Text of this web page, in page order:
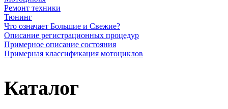
Ремонт техники
Тюнинг
Что означает Большие и Свежие?
Описание регистрационных процедур
Примерное описание состояния
Примерная классификация мотоциклов
Каталог